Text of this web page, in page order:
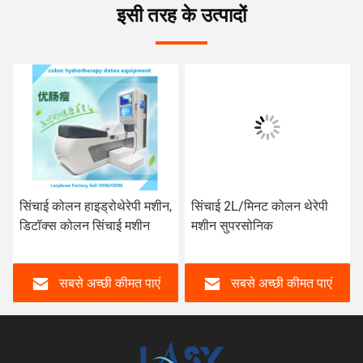
इसी तरह के उत्पादों
सिंचाई कोलन हाइड्रोथेरेपी मशीन,
डिटॉक्स कोलन सिंचाई मशीन
सबसे अच्छी कीमत पाएं
सिंचाई 2L/मिनट कोलन थेरेपी
मशीन सुपरसोनिक
सबसे अच्छी कीमत पाएं